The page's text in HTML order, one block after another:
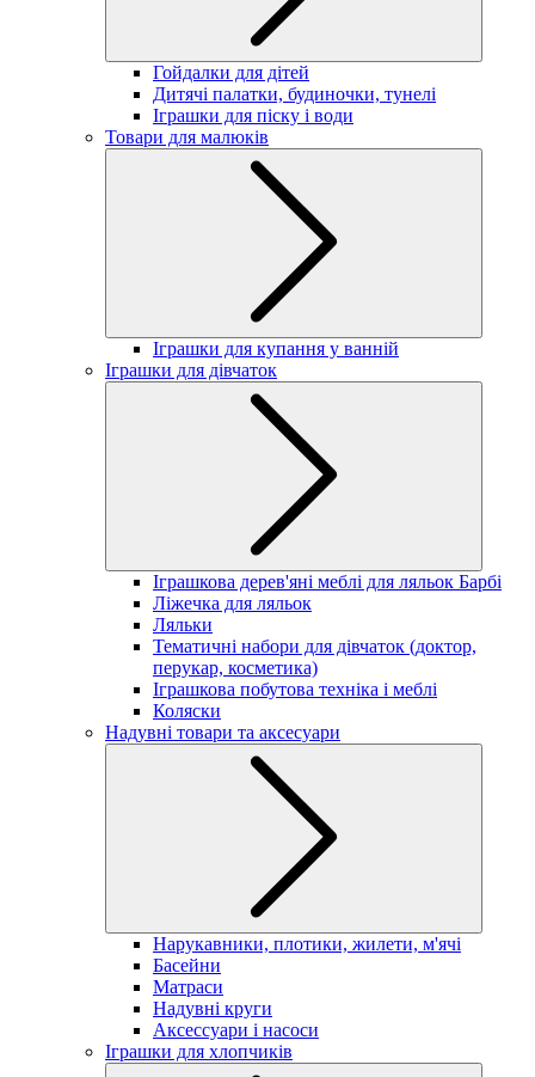
Гойдалки для дітей
Дитячі палатки, будиночки, тунелі
Іграшки для піску і води
Товари для малюків
Іграшки для купання у ванній
Іграшки для дівчаток
Іграшкова дерев'яні меблі для ляльок Барбі
Ліжечка для ляльок
Ляльки
Тематичні набори для дівчаток (доктор,
перукар, косметика)
Іграшкова побутова техніка і меблі
Коляски
Надувні товари та аксесуари
Нарукавники, плотики, жилети, м'ячі
Басейни
Матраси
Надувні круги
Аксессуари і насоси
Іграшки для хлопчиків